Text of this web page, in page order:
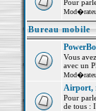
Pour
Bureau mobile
Vous
avec un
Airport,
Pour
de tous :